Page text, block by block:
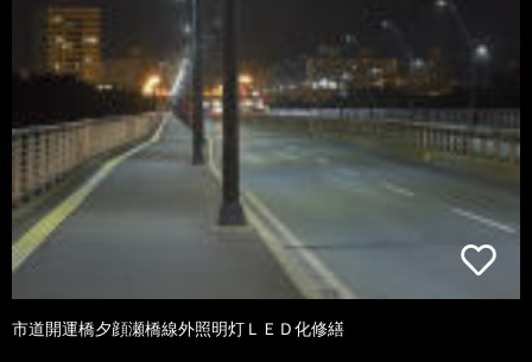
市道開運橋夕顔瀬橋線外照明灯ＬＥＤ化修繕